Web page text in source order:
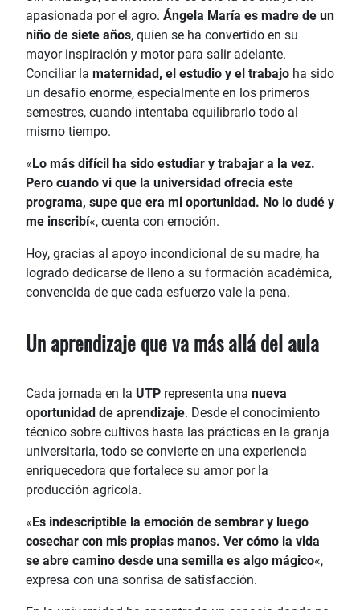
apasionada por el agro. Ángela María es madre de un
niño de siete años, quien se ha convertido en su
mayor inspiración y motor para salir adelante.
Conciliar la maternidad, el estudio y el trabajo ha sido
un desafío enorme, especialmente en los primeros
semestres, cuando intentaba equilibrarlo todo al
mismo tiempo.
«Lo más difícil ha sido estudiar y trabajar a la vez.
Pero cuando vi que la universidad ofrecía este
programa, supe que era mi oportunidad. No lo dudé y
me inscribí«, cuenta con emoción.
Hoy, gracias al apoyo incondicional de su madre, ha
logrado dedicarse de lleno a su formación académica,
convencida de que cada esfuerzo vale la pena.
Un aprendizaje que va más allá del aula
Cada jornada en la UTP representa una nueva
oportunidad de aprendizaje. Desde el conocimiento
técnico sobre cultivos hasta las prácticas en la granja
universitaria, todo se convierte en una experiencia
enriquecedora que fortalece su amor por la
producción agrícola.
«Es indescriptible la emoción de sembrar y luego
cosechar con mis propias manos. Ver cómo la vida
se abre camino desde una semilla es algo mágico«,
expresa con una sonrisa de satisfacción.